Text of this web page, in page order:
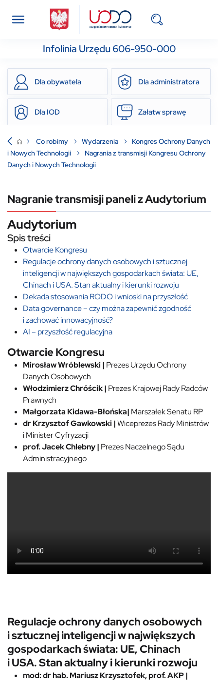
Infolinia Urzędu 606-950-000
Dla obywatela Dla administratora
Dla IOD Załatw sprawę
Co robimy Wydarzenia
Kongres Ochrony Danych
i Nowych Technologii
Nagrania z transmisji Kongresu Ochrony
Danych i Nowych Technologii
Nagranie transmisji paneli z Audytorium
Audytorium
Spis treści
Otwarcie Kongresu
Regulacje ochrony danych osobowych i sztucznej
inteligencji w największych gospodarkach świata: UE,
Chinach i USA. Stan aktualny i kierunki rozwoju
Dekada stosowania RODO i wnioski na przyszłość
Data governance – czy można zapewnić zgodność
i zachować innowacyjność?
AI – przyszłość regulacyjna
Otwarcie Kongresu
Mirosław Wróblewski | Prezes Urzędu Ochrony
Danych Osobowych
Włodzimierz Chróścik | Prezes Krajowej Rady Radców
Prawnych
Małgorzata Kidawa-Błońska| Marszałek Senatu RP
dr Krzysztof Gawkowski |Wiceprezes Rady Ministrów
i Minister Cyfryzacji
prof. Jacek Chlebny | Prezes Naczelnego Sądu
Administracyjnego
Regulacje ochrony danych osobowych
i sztucznej inteligencji w największych
gospodarkach świata: UE, Chinach
i USA. Stan aktualny i kierunki rozwoju
mod: dr hab. Mariusz Krzysztofek, prof. AKP|